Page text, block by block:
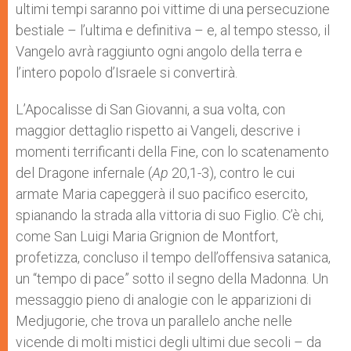
ultimi tempi saranno poi vittime di una persecuzione
bestiale – l’ultima e definitiva – e, al tempo stesso, il
Vangelo avrà raggiunto ogni angolo della terra e
l’intero popolo d’Israele si convertirà.
L’Apocalisse di San Giovanni, a sua volta, con
maggior dettaglio rispetto ai Vangeli, descrive i
momenti terrificanti della Fine, con lo scatenamento
del Dragone infernale (Ap 20,1-3), contro le cui
armate Maria capeggerà il suo pacifico esercito,
spianando la strada alla vittoria di suo Figlio. C’è chi,
come San Luigi Maria Grignion de Montfort,
profetizza, concluso il tempo dell’offensiva satanica,
un “tempo di pace” sotto il segno della Madonna. Un
messaggio pieno di analogie con le apparizioni di
Medjugorie, che trova un parallelo anche nelle
vicende di molti mistici degli ultimi due secoli – da